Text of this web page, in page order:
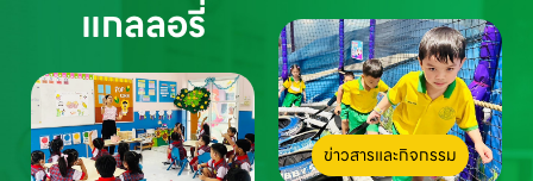
แกลลอรี่
ข่าวสารและกิจกรรม